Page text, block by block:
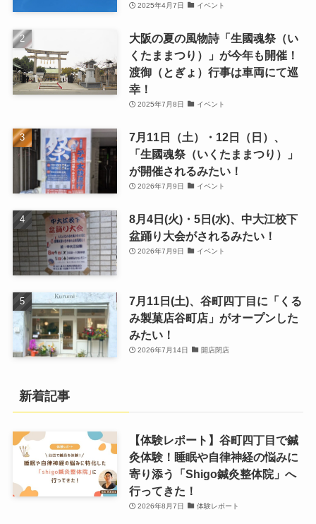
2025年4月7日 イベント
大阪の夏の風物詩「生國魂祭（い
くたままつり）」が今年も開催！
渡御（とぎょ）行事は車両にて巡
幸！
2025年7月8日 イベント
7月11日（土）・12日（日）、
「生國魂祭（いくたままつり）」
が開催されるみたい！
2026年7月9日 イベント
8月4日(火)・5日(水)、中大江校下
盆踊り大会がされるみたい！
2026年7月9日 イベント
7月11日(土)、谷町四丁目に「くる
み製菓店谷町店」がオープンした
みたい！
2026年7月14日 開店閉店
新着記事
【体験レポート】谷町四丁目で鍼
灸体験！睡眠や自律神経の悩みに
寄り添う「Shigo鍼灸整体院」へ
行ってきた！
2026年8月7日 体験レポート